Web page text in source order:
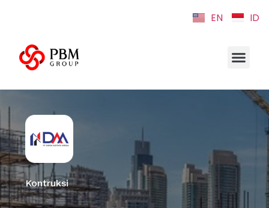
EN ID
Kontruksi